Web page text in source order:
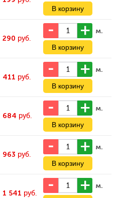
290 руб.
м.
411 руб.
м.
684 руб.
м.
963 руб.
м.
1 541 руб.
м.